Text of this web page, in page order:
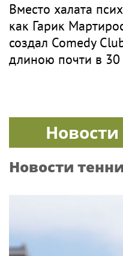
Вместо халата
как Гарик
создал Comedy
длиною почти в 30
Новости